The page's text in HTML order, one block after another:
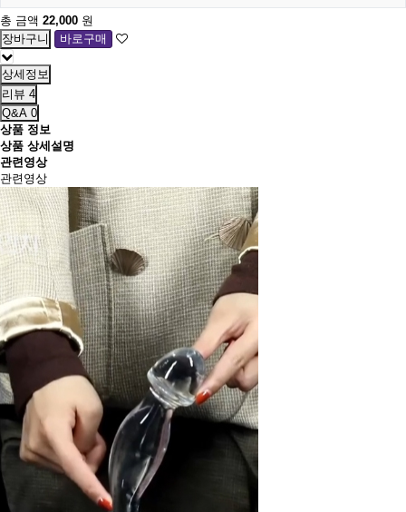
총 금액 22,000 원
상세정보
리뷰 4
Q&A 0
상품 정보
상품 상세설명
관련영상
관련영상